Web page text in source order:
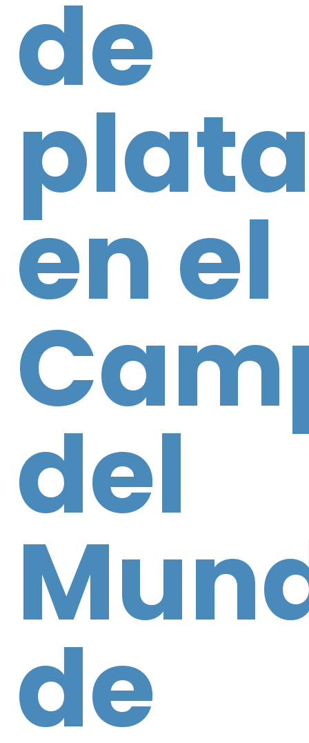
de
en el
del
de